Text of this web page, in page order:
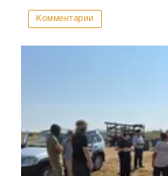
Комментарии